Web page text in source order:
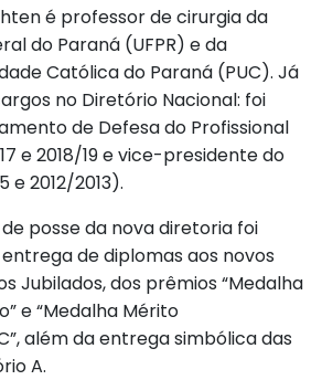
é professor de cirurgia da
do Paraná (UFPR) e da
Católica do Paraná (PUC). Já
no Diretório Nacional: foi
de Defesa do Profissional
e 2018/19 e vice-presidente do
e 2012/2013).
posse da nova diretoria foi
de diplomas aos novos
Jubilados, dos prêmios “Medalha
e “Medalha Mérito
além da entrega simbólica das
A.